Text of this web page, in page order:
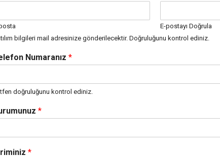
E-postayı Doğrula
bilgileri mail adresinize gönderilecektir. Doğruluğunu kontrol ediniz.
Numaranız *
doğruluğunu kontrol ediniz.
*
*